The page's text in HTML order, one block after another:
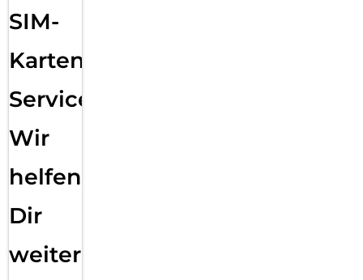
SIM-
Karten
Service:
Wir
helfen
Dir
weiter